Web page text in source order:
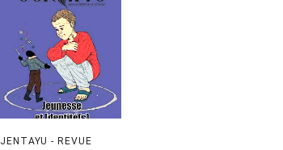
JENTAYU - REVUE